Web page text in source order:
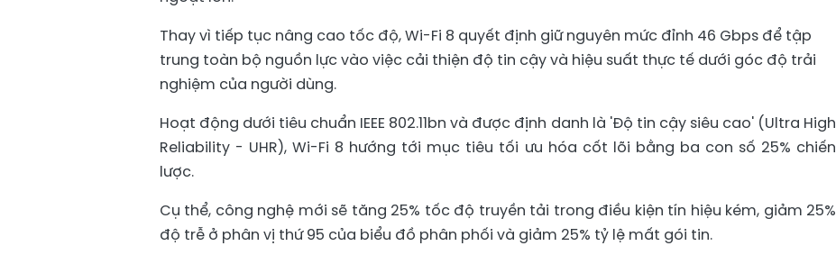
Thay vì tiếp tục nâng cao tốc độ, Wi-Fi 8 quyết định giữ nguyên mức đỉnh 46 Gbps để tập
trung toàn bộ nguồn lực vào việc cải thiện độ tin cậy và hiệu suất thực tế dưới góc độ trải
nghiệm của người dùng.
Hoạt động dưới tiêu chuẩn IEEE 802.11bn và được định danh là 'Độ tin cậy siêu cao' (Ultra High
Reliability - UHR), Wi-Fi 8 hướng tới mục tiêu tối ưu hóa cốt lõi bằng ba con số 25% chiến
lược.
Cụ thể, công nghệ mới sẽ tăng 25% tốc độ truyền tải trong điều kiện tín hiệu kém, giảm 25%
độ trễ ở phân vị thứ 95 của biểu đồ phân phối và giảm 25% tỷ lệ mất gói tin.